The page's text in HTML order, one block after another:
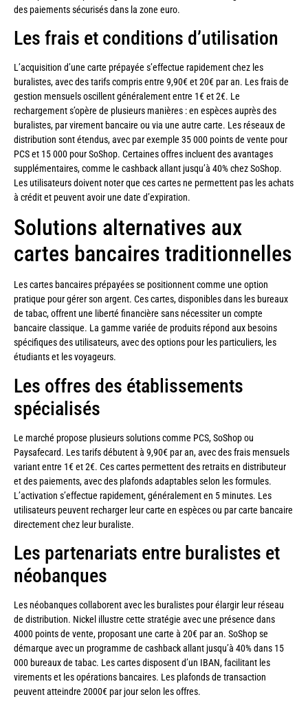
des paiements sécurisés dans la zone euro.
Les frais et conditions d’utilisation
L’acquisition d’une carte prépayée s’effectue rapidement chez les
buralistes, avec des tarifs compris entre 9,90€ et 20€ par an. Les frais de
gestion mensuels oscillent généralement entre 1€ et 2€. Le
rechargement s’opère de plusieurs manières : en espèces auprès des
buralistes, par virement bancaire ou via une autre carte. Les réseaux de
distribution sont étendus, avec par exemple 35 000 points de vente pour
PCS et 15 000 pour SoShop. Certaines offres incluent des avantages
supplémentaires, comme le cashback allant jusqu’à 40% chez SoShop.
Les utilisateurs doivent noter que ces cartes ne permettent pas les achats
à crédit et peuvent avoir une date d’expiration.
Solutions alternatives aux
cartes bancaires traditionnelles
Les cartes bancaires prépayées se positionnent comme une option
pratique pour gérer son argent. Ces cartes, disponibles dans les bureaux
de tabac, offrent une liberté financière sans nécessiter un compte
bancaire classique. La gamme variée de produits répond aux besoins
spécifiques des utilisateurs, avec des options pour les particuliers, les
étudiants et les voyageurs.
Les offres des établissements
spécialisés
Le marché propose plusieurs solutions comme PCS, SoShop ou
Paysafecard. Les tarifs débutent à 9,90€ par an, avec des frais mensuels
variant entre 1€ et 2€. Ces cartes permettent des retraits en distributeur
et des paiements, avec des plafonds adaptables selon les formules.
L’activation s’effectue rapidement, généralement en 5 minutes. Les
utilisateurs peuvent recharger leur carte en espèces ou par carte bancaire
directement chez leur buraliste.
Les partenariats entre buralistes et
néobanques
Les néobanques collaborent avec les buralistes pour élargir leur réseau
de distribution. Nickel illustre cette stratégie avec une présence dans
4000 points de vente, proposant une carte à 20€ par an. SoShop se
démarque avec un programme de cashback allant jusqu’à 40% dans 15
000 bureaux de tabac. Les cartes disposent d’un IBAN, facilitant les
virements et les opérations bancaires. Les plafonds de transaction
peuvent atteindre 2000€ par jour selon les offres.